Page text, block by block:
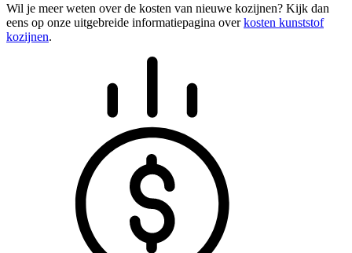
Wil je meer weten over de kosten van nieuwe kozijnen? Kijk dan
eens op onze uitgebreide informatiepagina overkosten kunststof
kozijnen.